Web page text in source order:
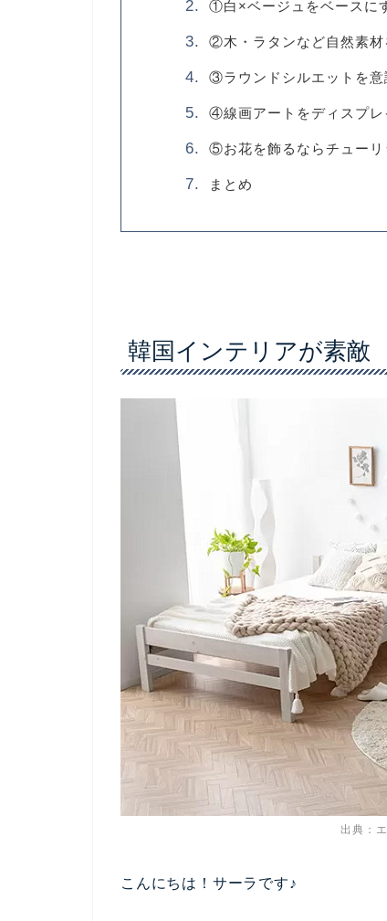
韓国インテリアが素敵
①白×ベージュをベースに
③ラウンドシルエットを意
④線画アートをディスプレ
韓国インテリアが素敵